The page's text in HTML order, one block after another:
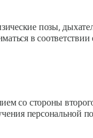
позы,
в соответствии
со стороны
персональной